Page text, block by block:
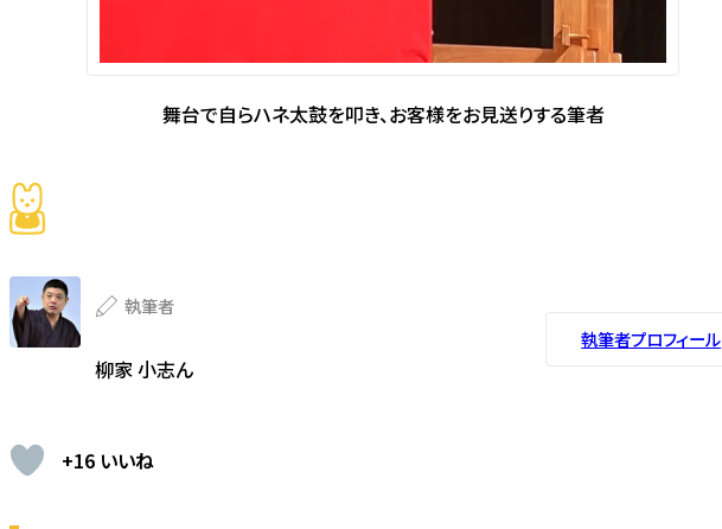
舞台で自らハネ太鼓を叩き、お客様をお見送りする筆者
執筆者
柳家 小志ん
執筆者プロフィール
+16 いいね